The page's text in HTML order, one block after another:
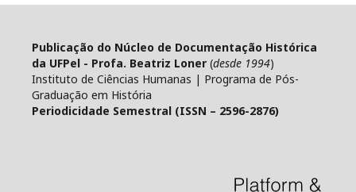
Publicação do Núcleo de Documentação Histórica
da UFPel - Profa. Beatriz Loner (desde 1994)
Instituto de Ciências Humanas | Programa de Pós-
Graduação em História
Periodicidade Semestral (ISSN – 2596-2876)